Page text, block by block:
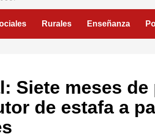
Rurales Enseñanza
Siete meses de
de estafa a